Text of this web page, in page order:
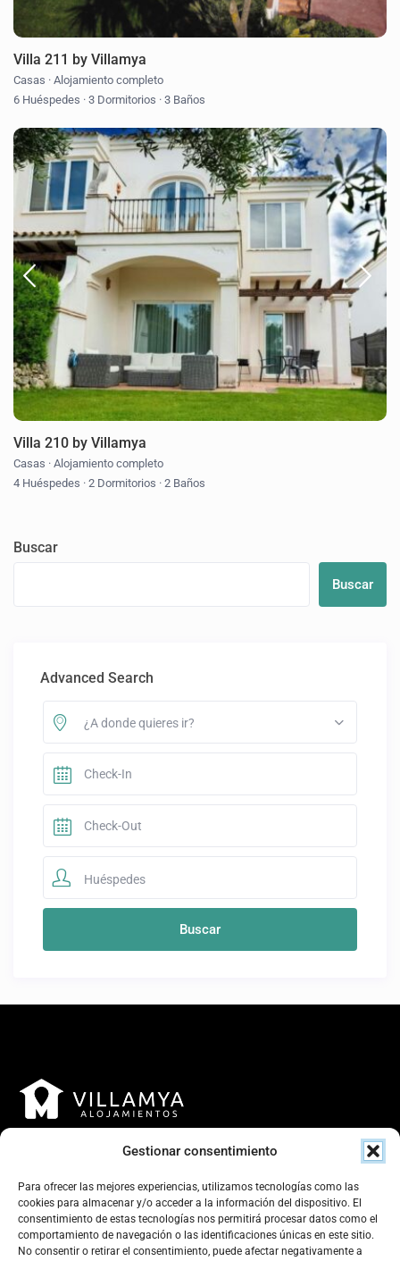
Gestionar consentimiento
Para ofrecer las mejores experiencias, utilizamos tecnologías como las
cookies para almacenar y/o acceder a la información del dispositivo. El
consentimiento de estas tecnologías nos permitirá procesar datos como el
comportamiento de navegación o las identificaciones únicas en este sitio.
No consentir o retirar el consentimiento, puede afectar negativamente a
Villa 211 by Villamya
Casas · Alojamiento completo
6 Huéspedes · 3 Dormitorios · 3 Baños
Villa 210 by Villamya
Casas · Alojamiento completo
4 Huéspedes · 2 Dormitorios · 2 Baños
Buscar
Buscar
Advanced Search
¿A donde quieres ir?
Huéspedes
Contacto